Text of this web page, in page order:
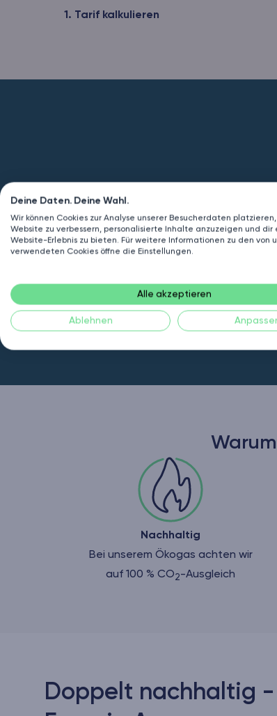
1. Tarif kalkulieren
Nachhaltig
Bei unserem Ökogas achten wir
auf 100 % CO2-Ausgleich
Doppelt nachhaltig
Deine Daten. Deine Wahl.
Wir können Cookies zur Analyse unserer Besucherdaten
Website zu verbessern, personalisierte Inhalte anzuzeigen und dir
Website-Erlebnis zu bieten. Für weitere Informationen zu den von
verwendeten Cookies öffne die Einstellungen.
Alle akzeptieren
Ablehnen